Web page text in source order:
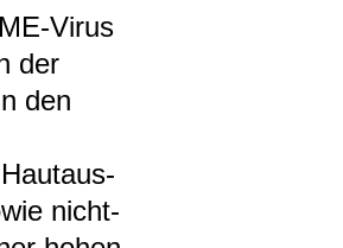
​Virus
der
den
Haut­aus­
nicht­